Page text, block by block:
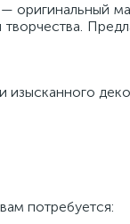
оригинальный
изысканного
потребуется: